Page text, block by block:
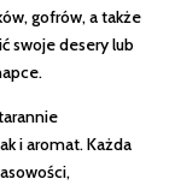
gofrów, a także
swoje desery lub
i aromat. Każda